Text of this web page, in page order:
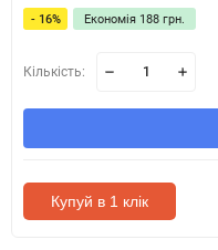
- 16% Економія 188 грн.
Кількість:
Купуй в 1 клік